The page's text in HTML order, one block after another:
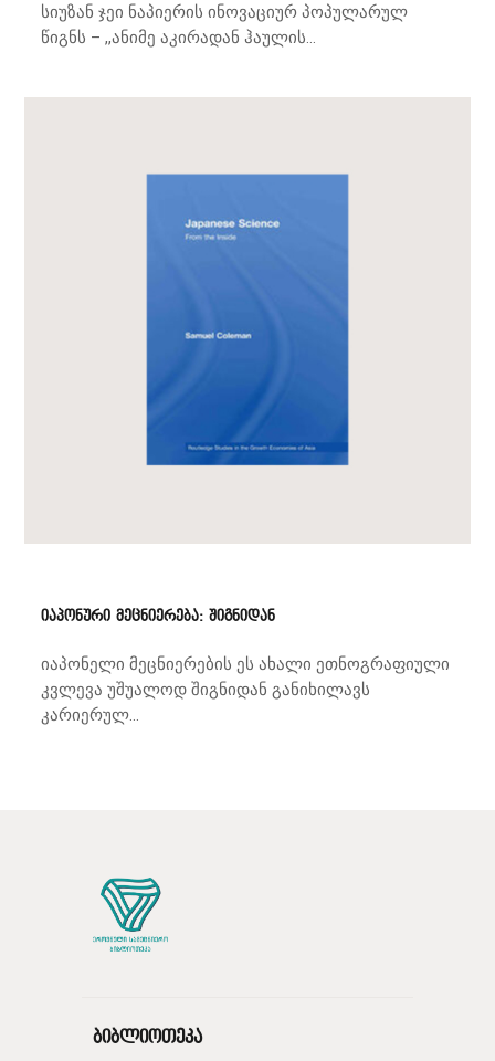
სიუზან ჯეი ნაპიერის ინოვაციურ პოპულარულ
წიგნს – ,,ანიმე აკირადან ჰაულის...
იაპონური მეცნიერება: შიგნიდან
იაპონელი მეცნიერების ეს ახალი ეთნოგრაფიული
კვლევა უშუალოდ შიგნიდან განიხილავს
კარიერულ...
ბიბლიოთეკა